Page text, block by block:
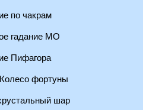
по чакрам
гадание МО
Пифагора
фортуны
шар